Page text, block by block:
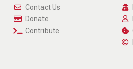
Contact Us
Donate
Contribute